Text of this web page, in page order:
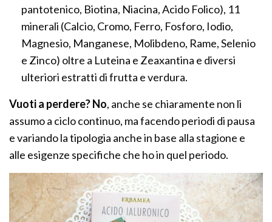
pantotenico, Biotina, Niacina, Acido Folico), 11
minerali (Calcio, Cromo, Ferro, Fosforo, Iodio,
Magnesio, Manganese, Molibdeno, Rame, Selenio
e Zinco) oltre a Luteina e Zeaxantina e diversi
ulteriori estratti di frutta e verdura.
Vuoti a perdere? No, anche se chiaramente non li
assumo a ciclo continuo, ma facendo periodi di pausa
e variando la tipologia anche in base alla stagione e
alle esigenze specifiche che ho in quel periodo.